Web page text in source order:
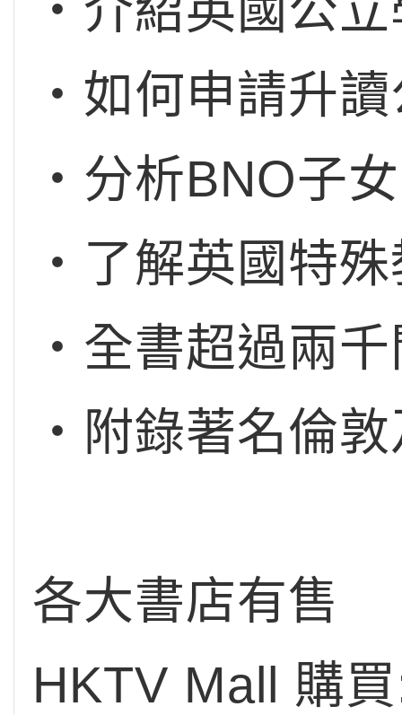
‧如何申請升
‧分析BNO子
‧了解英國特
‧全書超過兩
‧附錄著名倫
各大書店有售
HKTV Mall 購